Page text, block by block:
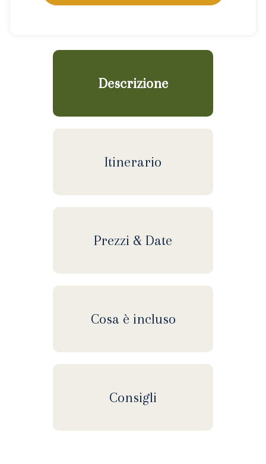
Descrizione
Itinerario
Prezzi & Date
Cosa è incluso
Consigli